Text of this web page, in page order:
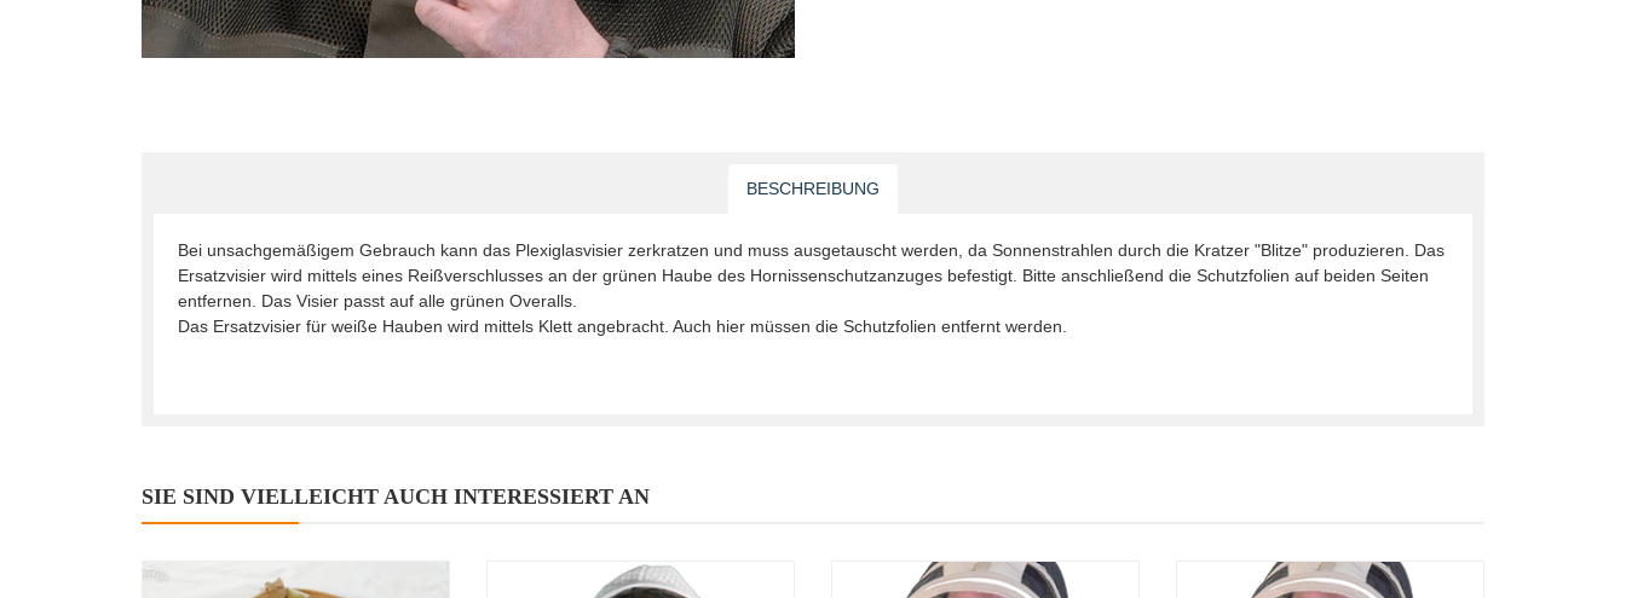
BESCHREIBUNG
Bei unsachgemäßigem Gebrauch kann das Plexiglasvisier zerkratzen und muss ausgetauscht werden, da Sonnenstrahlen durch die Kratzer "Blitze" produzieren. Das
Ersatzvisier wird mittels eines Reißverschlusses an der grünen Haube des Hornissenschutzanzuges befestigt. Bitte anschließend die Schutzfolien auf beiden Seiten
entfernen. Das Visier passt auf alle grünen Overalls.
Das Ersatzvisier für weiße Hauben wird mittels Klett angebracht. Auch hier müssen die Schutzfolien entfernt werden.
SIE SIND VIELLEICHT AUCH INTERESSIERT AN